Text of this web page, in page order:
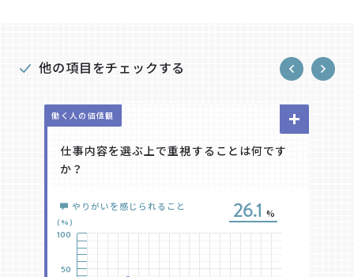
他の項目をチェックする
働く人の価値観
仕事内容を選ぶ上で重視することは何です
か？
やりがいを感じられること 26.1 %
(%)
50
100 %
%
働く人の価値観
勤務条件を選ぶ上で重視することは何です
か？
仕事とプライベートのバランスが
33.8 %
(%) %
%
働く人の価値観
仕事に関する意識としてあてはまるものは
何ですか？
チームより個人で進められる仕事
40.7 %
(%) %
%
働く人の価値観
今後どのようなキャリアを考えています
か？
現在の会社で管理職になりたい 15.7 %
(%)
50
100 %
%